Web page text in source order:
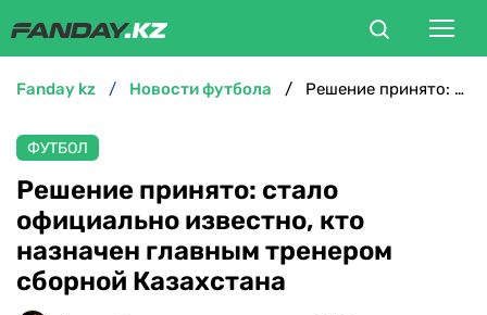
ММА
ТЕННИС
fanday kz новости футбола Решение принято: стало официально известно, кто назначен главным тренером сборной Казахстана
ФУТБОЛ
Решение принято: стало
официально известно, кто
назначен главным тренером
сборной Казахстана